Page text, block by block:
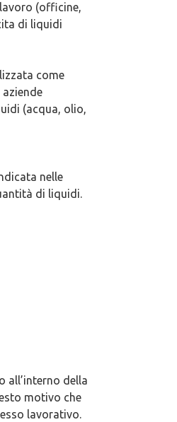
(officine,
di liquidi
come
(acqua, olio,
nelle
di liquidi.
all’interno della
motivo che
lavorativo.